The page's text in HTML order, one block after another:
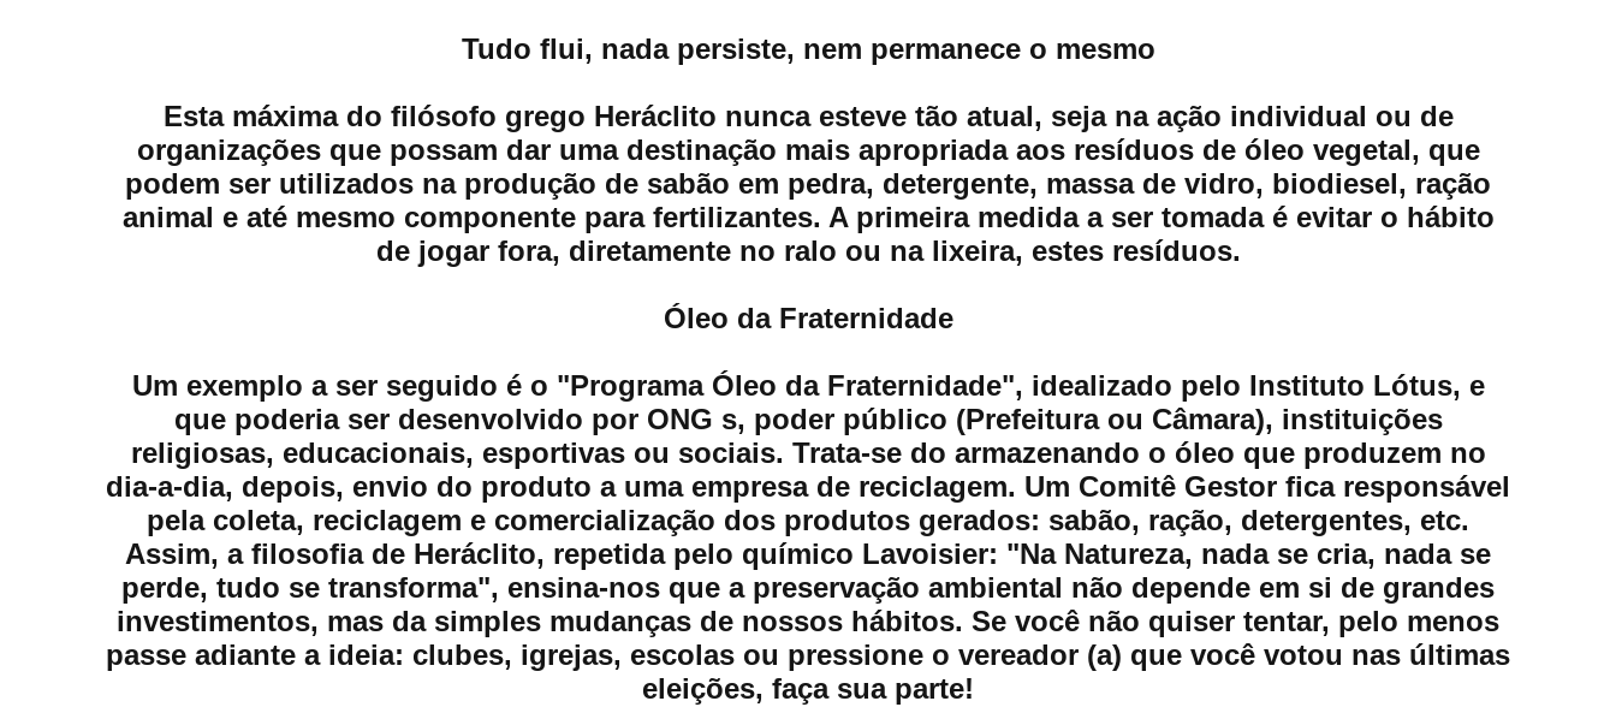
Tudo flui, nada persiste, nem permanece o mesmo
Esta máxima do filósofo grego Heráclito nunca esteve tão atual, seja na ação individual ou de
organizações que possam dar uma destinação mais apropriada aos resíduos de óleo vegetal, que
podem ser utilizados na produção de sabão em pedra, detergente, massa de vidro, biodiesel, ração
animal e até mesmo componente para fertilizantes. A primeira medida a ser tomada é evitar o hábito
de jogar fora, diretamente no ralo ou na lixeira, estes resíduos.
Óleo da Fraternidade
Um exemplo a ser seguido é o "Programa Óleo da Fraternidade", idealizado pelo Instituto Lótus, e
que poderia ser desenvolvido por ONG s, poder público (Prefeitura ou Câmara), instituições
religiosas, educacionais, esportivas ou sociais. Trata-se do armazenando o óleo que produzem no
dia-a-dia, depois, envio do produto a uma empresa de reciclagem. Um Comitê Gestor fica responsável
pela coleta, reciclagem e comercialização dos produtos gerados: sabão, ração, detergentes, etc.
Assim, a filosofia de Heráclito, repetida pelo químico Lavoisier: "Na Natureza, nada se cria, nada se
perde, tudo se transforma", ensina-nos que a preservação ambiental não depende em si de grandes
investimentos, mas da simples mudanças de nossos hábitos. Se você não quiser tentar, pelo menos
passe adiante a ideia: clubes, igrejas, escolas ou pressione o vereador (a) que você votou nas últimas
eleições, faça sua parte!